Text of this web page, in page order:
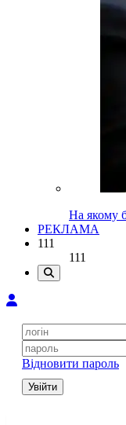
На якому
РЕКЛАМА
111
111
Відновити пароль
Увійти